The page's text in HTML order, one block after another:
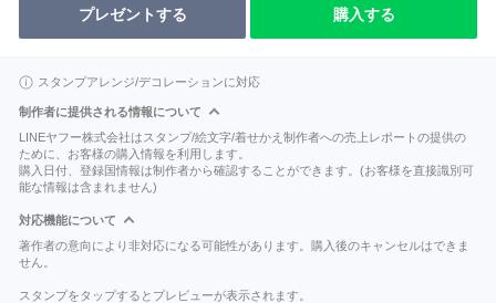
プレゼントする 購入する
スタンプアレンジ/デコレーションに対応
制作者に提供される情報について
LINEヤフー株式会社はスタンプ/絵文字/着せかえ制作者への売上レポートの提供の
ために、お客様の購入情報を利用します。
購入日付、登録国情報は制作者から確認することができます。(お客様を直接識別可
能な情報は含まれません)
対応機能について
著作者の意向により非対応になる可能性があります。購入後のキャンセルはできま
せん。
スタンプをタップするとプレビューが表示されます。